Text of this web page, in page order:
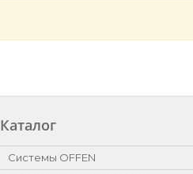
Каталог
Системы OFFEN